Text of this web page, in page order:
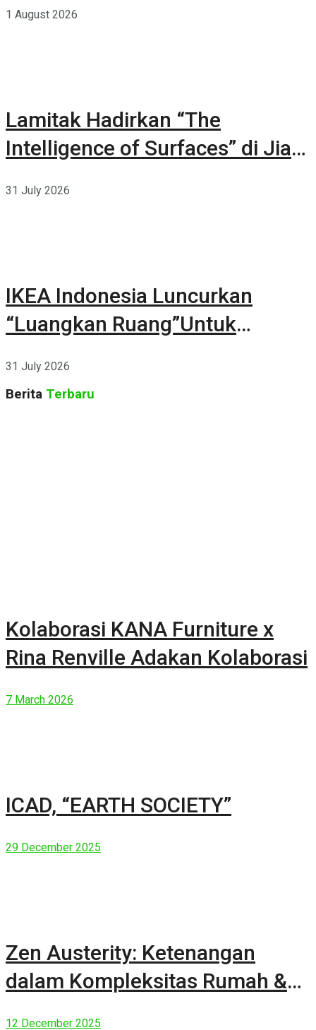
1 August 2026
Lamitak Hadirkan “The
Intelligence of Surfaces” di Jia
31 July 2026
IKEA Indonesia Luncurkan
“Luangkan Ruang”Untuk
31 July 2026
Berita Terbaru
Kolaborasi KANA Furniture x
Rina Renville Adakan Kolaborasi
7 March 2026
ICAD, “EARTH SOCIETY”
29 December 2025
Zen Austerity: Ketenangan
dalam Kompleksitas Rumah &
12 December 2025